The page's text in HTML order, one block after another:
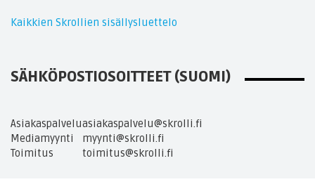
Kaikkien Skrollien sisällysluettelo
SÄHKÖPOSTIOSOITTEET (SUOMI)
Asiakaspalveluasiakaspalvelu@skrolli.fi
Mediamyynti
myynti@skrolli.fi
Toimitus
toimitus@skrolli.fi